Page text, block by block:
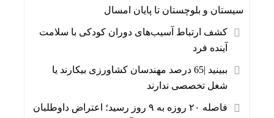
سیستان و بلوچستان تا پایان امسال
کشف ارتباط آسیب‌های دوران کودکی با سلامت
آینده فرد
ببینید |65 درصد مهندسان کشاورزی بیکارند یا
شغل تخصصی ندارند
فاصله ۲۰ روزه به ۹ روز رسید؛ اعتراض داوطلبان